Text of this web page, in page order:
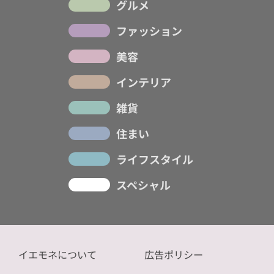
グルメ
ファッション
美容
インテリア
雑貨
住まい
ライフスタイル
スペシャル
イエモネについて
広告ポリシー